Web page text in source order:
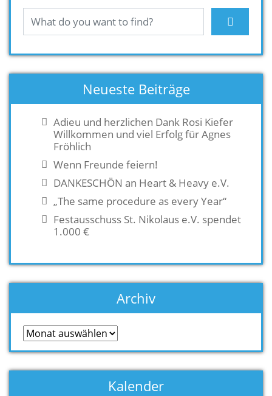
Neueste Beiträge
Adieu und herzlichen Dank Rosi Kiefer
Willkommen und viel Erfolg für Agnes
Fröhlich
Wenn Freunde feiern!
DANKESCHÖN an Heart & Heavy e.V.
„The same procedure as every Year“
Festausschuss St. Nikolaus e.V. spendet
1.000 €
Archiv
Archiv
Kalender